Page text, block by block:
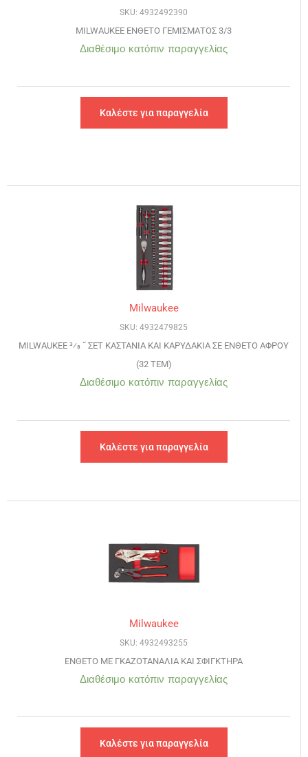
SKU: 4932492390
MILWAUKEE ΕΝΘΕΤΟ ΓΕΜΙΣΜΑΤΟΣ 3/3
Διαθέσιμο κατόπιν παραγγελίας
Καλέστε για παραγγελία
Milwaukee
SKU: 4932479825
MILWAUKEE 3⁄8 ˝ ΣΕΤ ΚΑΣΤΑΝΙΑ ΚΑΙ ΚΑΡΥΔΑΚΙΑ ΣΕ ΕΝΘΕΤΟ ΑΦΡΟΥ
(32 ΤΕΜ)
Διαθέσιμο κατόπιν παραγγελίας
Καλέστε για παραγγελία
Milwaukee
SKU: 4932493255
ΕΝΘΕΤΟ ΜΕ ΓΚΑΖΟΤΑΝΑΛΙΑ ΚΑΙ ΣΦΙΓΚΤΗΡΑ
Διαθέσιμο κατόπιν παραγγελίας
Καλέστε για παραγγελία